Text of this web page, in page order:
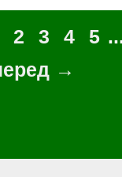
2 3 4 5
→